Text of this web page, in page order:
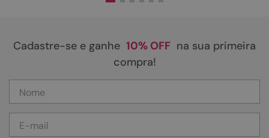
Cadastre-se e ganhe 10% OFF na sua primeira
compra!